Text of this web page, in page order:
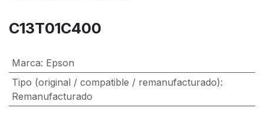
C13T01C400
Marca: Epson
Tipo (original / compatible / remanufacturado):
Remanufacturado